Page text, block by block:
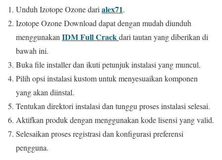
Unduh Izotope Ozone dari alex71.
Izotope Ozone Download dapat dengan mudah diunduh
menggunakan IDM Full Crackdari tautan yang diberikan di
bawah ini.
Buka file installer dan ikuti petunjuk instalasi yang muncul.
Pilih opsi instalasi kustom untuk menyesuaikan komponen
yang akan diinstal.
Tentukan direktori instalasi dan tunggu proses instalasi selesai.
Aktifkan produk dengan menggunakan kode lisensi yang valid.
Selesaikan proses registrasi dan konfigurasi preferensi
pengguna.